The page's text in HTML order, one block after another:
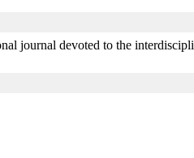
journal devoted to the